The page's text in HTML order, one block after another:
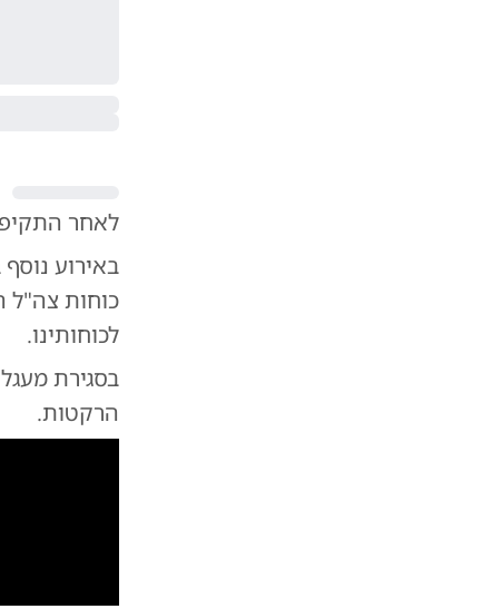
לאחר
באירוע
כוחות צה"ל
לכוחותינו.
בסגירת
הרקטות.